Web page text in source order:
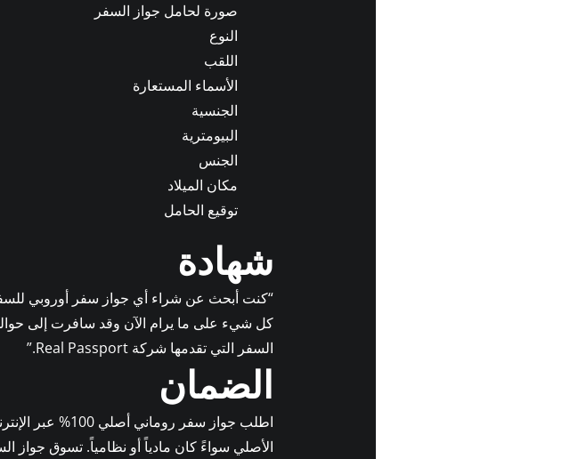
صورة لحامل جواز السفر
النوع
اللقب
الأسماء المستعارة
الجنسية
البيومترية
الجنس
مكان الميلاد
توقيع الحامل
شهادة
“كنت أبحث عن شراء أي جواز سفر أوروبي
السفر التي تقدمها شركة Real Passport.”
الضمان
اطلب جواز سفر